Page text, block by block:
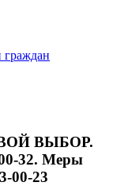
граждан
ВЫБОР.
32. Меры
00-23